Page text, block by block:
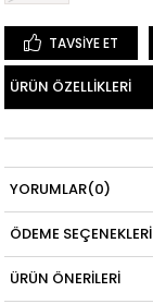
TAVSIYE ET
ÜRÜN ÖZELLIKLERI
YORUMLAR(0)
ÖDEME SEÇENEKLERI
ÜRÜN ÖNERILERI